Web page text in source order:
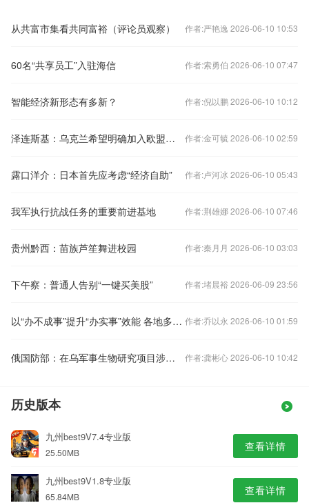
从共富市集看共同富裕（评论员观察） 作者:严艳逸 2026-06-10 10:53
60名“共享员工”入驻海信 作者:索勇伯 2026-06-10 07:47
智能经济新形态有多新？ 作者:倪以鹏 2026-06-10 10:12
泽连斯基：乌克兰希望明确加入欧盟的具体时间 作者:金可毓 2026-06-10 02:59
露口洋介：日本首先应考虑“经济自助” 作者:卢河冰 2026-06-10 05:43
我军执行抗战任务的重要前进基地 作者:荆雄娜 2026-06-10 07:46
贵州黔西：苗族芦笙舞进校园 作者:秦月月 2026-06-10 03:03
下午察：普通人告别“一键买美股” 作者:堵晨裕 2026-06-09 23:56
以“办不成事”提升“办实事”效能 各地多措整治形式主义 作者:乔以永 2026-06-10 01:59
俄国防部：在乌军事生物研究项目涉美情报机构和药企 作者:龚彬心 2026-06-10 10:42
历史版本
九州best9V7.4专业版
25.50MB 查看详情
九州best9V1.8专业版
65.84MB 查看详情